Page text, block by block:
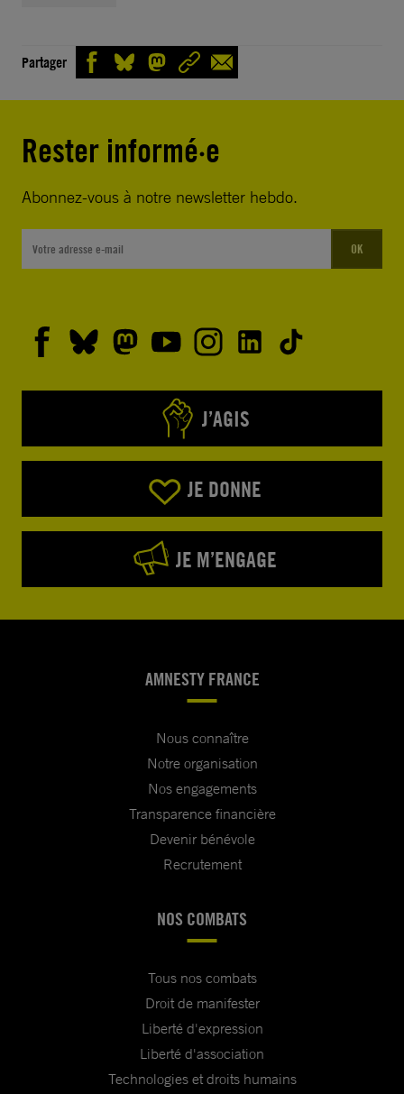
Partager
Rester informé·e
Abonnez-vous à notre newsletter hebdo.
OK
J’AGIS
JE DONNE
JE M’ENGAGE
AMNESTY FRANCE
Nous connaître
Notre organisation
Nos engagements
Transparence financière
Devenir bénévole
Recrutement
NOS COMBATS
Tous nos combats
Droit de manifester
Liberté d'expression
Liberté d'association
Technologies et droits humains